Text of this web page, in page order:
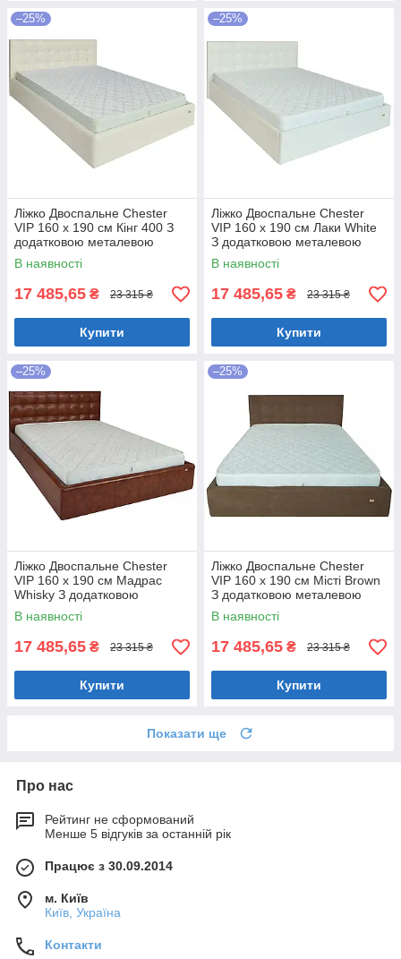
–25%
Ліжко Двоспальне Chester
VIP 160 х 190 см Кінг 400 З
додатковою металевою
цільнозварною рамою C1
Білий
В наявності
17 485,65 ₴ 23 315 ₴
Купити
–25%
Ліжко Двоспальне Chester
VIP 160 х 190 см Лаки White
З додатковою металевою
цільнозварною рамою Білий
В наявності
17 485,65 ₴ 23 315 ₴
Купити
–25%
Ліжко Двоспальне Chester
VIP 160 х 190 см Мадрас
Whisky З додатковою
металевою цільнозварною
рамою Коричневий
В наявності
17 485,65 ₴ 23 315 ₴
Купити
–25%
Ліжко Двоспальне Chester
VIP 160 х 190 см Місті Brown
З додатковою металевою
цільнозварною рамою
Коричневий
В наявності
17 485,65 ₴ 23 315 ₴
Купити
Показати ще
Про нас
Рейтинг не сформований
Менше 5 відгуків за останній рік
Працює з 30.09.2014
м. Київ
Київ, Україна
Контакти